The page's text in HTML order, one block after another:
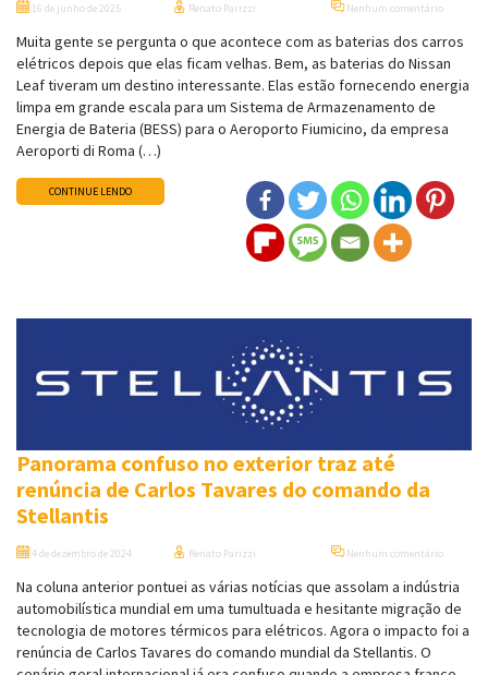
16 de junho de 2025 Renato Parizzi Nenhum comentário
Muita gente se pergunta o que acontece com as baterias dos carros
elétricos depois que elas ficam velhas. Bem, as baterias do Nissan
Leaf tiveram um destino interessante. Elas estão fornecendo energia
limpa em grande escala para um Sistema de Armazenamento de
Energia de Bateria (BESS) para o Aeroporto Fiumicino, da empresa
Aeroporti di Roma (…)
CONTINUE LENDO
Panorama confuso no exterior traz até
renúncia de Carlos Tavares do comando da
Stellantis
4 de dezembro de 2024 Renato Parizzi Nenhum comentário
Na coluna anterior pontuei as várias notícias que assolam a indústria
automobilística mundial em uma tumultuada e hesitante migração de
tecnologia de motores térmicos para elétricos. Agora o impacto foi a
renúncia de Carlos Tavares do comando mundial da Stellantis. O